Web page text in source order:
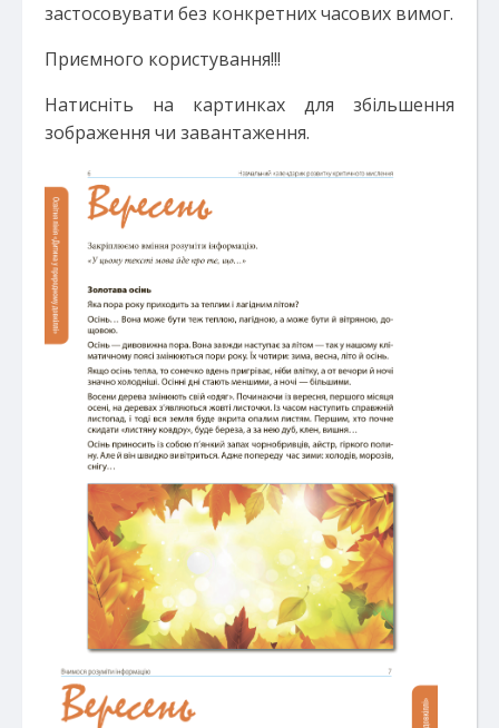
застосовувати без конкретних часових вимог.
Приємного користування!!!
Натисніть на картинках для збільшення
зображення чи завантаження.